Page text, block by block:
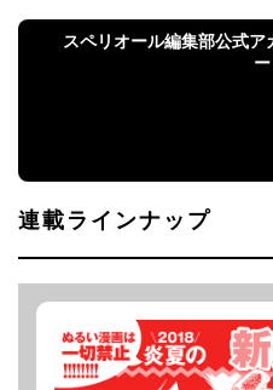
スペリオール編集部公式
連載ラインナップ